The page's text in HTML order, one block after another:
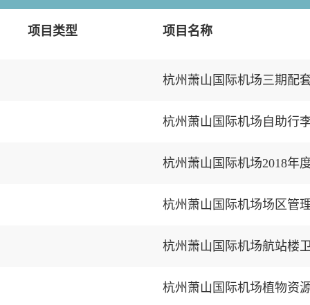
项目类型 项目名称
杭州萧山国际机场三期配
杭州萧山国际机场自助行
杭州萧山国际机场2018年
杭州萧山国际机场场区管
杭州萧山国际机场航站楼
杭州萧山国际机场植物资